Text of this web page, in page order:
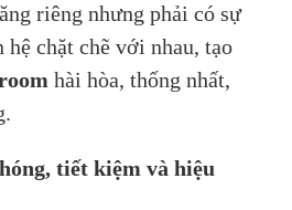
riêng nhưng phải có sự
hệ chặt chẽ với nhau, tạo
hài hòa, thống nhất,
tiết kiệm và hiệu